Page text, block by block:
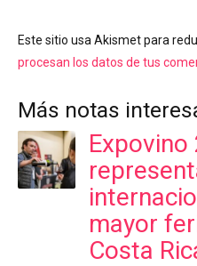
Este sitio usa Akismet para
procesan los datos de tus
Más notas
Expovino
mayor
Costa